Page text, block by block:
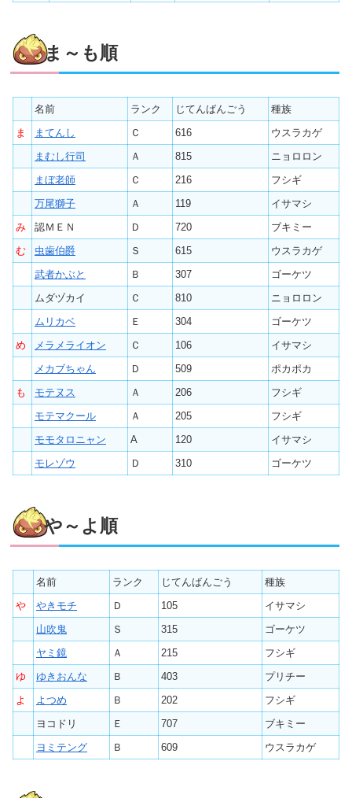
ま～も順
名前 ランク じてんばんごう
種族
ま
まてんし Ｃ 616
ウスラカゲ
まむし行司
Ａ 815
ニョロロン
まぼ老師
Ｃ 216
フシギ
万尾獅子
Ａ 119
イサマシ
み
認ＭＥＮ Ｄ 720
ブキミー
む
虫歯伯爵 Ｓ 615
ウスラカゲ
武者かぶと
Ｂ 307
ゴーケツ
ムダヅカイ
Ｃ 810
ニョロロン
ムリカベ
Ｅ 304
ゴーケツ
め
メラメライオン Ｃ 106
イサマシ
メカブちゃん
Ｄ 509
ポカポカ
も
モテヌス Ａ 206
フシギ
モテマクール
Ａ 205
フシギ
モモタロニャン
A 120
イサマシ
モレゾウ
Ｄ 310 ゴーケツ
や～よ順
名前 ランク じてんばんごう
種族
や
やきモチ Ｄ 105
イサマシ
山吹鬼
Ｓ 315
ゴーケツ
ヤミ鏡
Ａ 215
フシギ
ゆ
ゆきおんな Ｂ 403
プリチー
よ
よつめ Ｂ 202
フシギ
ヨコドリ
Ｅ 707
ブキミー
ヨミテング
Ｂ 609 ウスラカゲ